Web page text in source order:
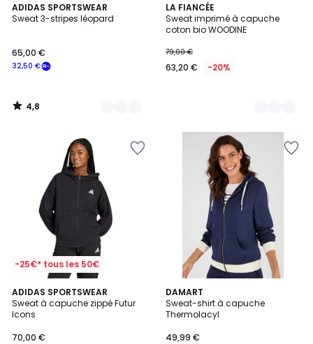
ADIDAS SPORTSWEAR
Sweat 3-stripes léopard
32,50 €
65,00 €
4,8
/ 5
3
Couleurs
4,8
/
LA FIANCÉE
Sweat imprimé à capuche
coton bio WOODINE
79,00 €
63,20 € -20%
3
Couleurs
-25€* tous les 50€
ADIDAS SPORTSWEAR
Sweat à capuche zippé Futur
Icons
70,00 €
4,9
/ 5
DAMART
Sweat-shirt à capuche
Thermolacyl
49,99 €